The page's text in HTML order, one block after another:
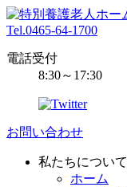
Tel.0465-64-1700
電話受付
8:30～17:30
お問い合わせ
私たちについて
ホーム